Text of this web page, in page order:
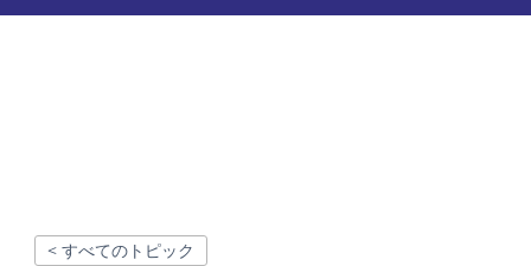
< すべてのトピック